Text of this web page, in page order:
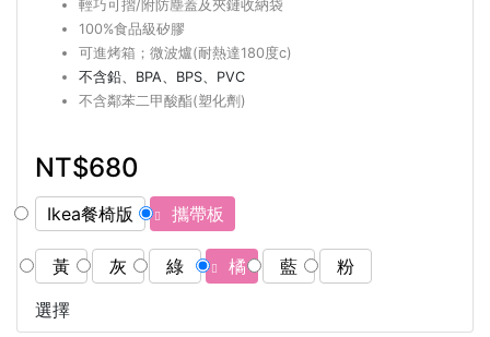
輕巧可摺/附防塵蓋及夾鏈收納袋
100%食品級矽膠
可進烤箱；微波爐(耐熱達180度c)
不含鉛、BPA、BPS、PVC
不含鄰苯二甲酸酯(塑化劑)
NT$680
Ikea餐椅版 攜帶板
黃 灰 綠 橘 藍
粉
選擇